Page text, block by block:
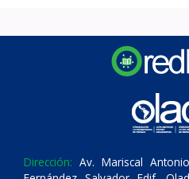
Dirección: Av. Mariscal